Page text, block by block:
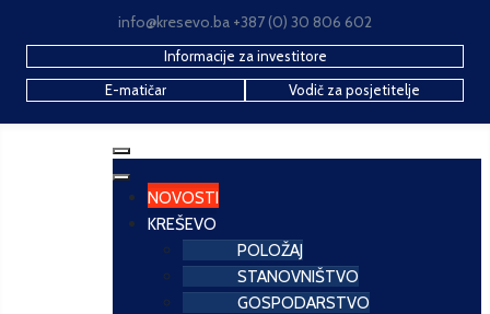
info@kresevo.ba +387 (0) 30 806 602
Informacije za investitore
E-matičar
Vodič za posjetitelje
NOVOSTI
KREŠEVO
POLOŽAJ
STANOVNIŠTVO
GOSPODARSTVO